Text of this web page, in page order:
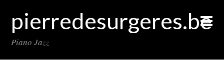
pierredesurgeres.be
Piano Jazz